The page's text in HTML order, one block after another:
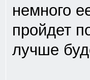
немного
пройдет
лучше